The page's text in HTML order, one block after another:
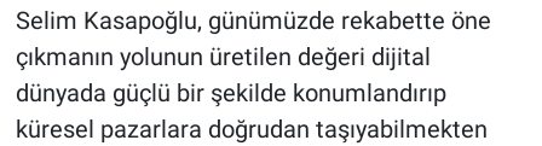
Selim Kasapoğlu, günümüzde rekabette öne
çıkmanın yolunun üretilen değeri dijital
dünyada güçlü bir şekilde konumlandırıp
küresel pazarlara doğrudan taşıyabilmekten